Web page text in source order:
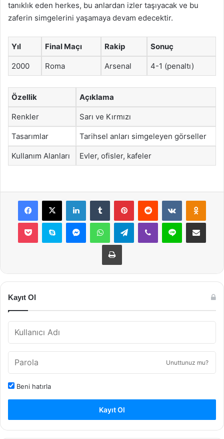
tanıklık eden herkes, bu anlardan izler taşıyacak ve bu
zaferin simgelerini yaşamaya devam edecektir.
Yıl Final Maçı Rakip Sonuç
2000 Roma Arsenal 4-1 (penaltı)
Özellik Açıklama
Renkler Sarı ve Kırmızı
Tasarımlar Tarihsel anları simgeleyen görseller
Kullanım Alanları Evler, ofisler, kafeler
Facebook
X LinkedInTumblr PinterestReddit VKontakte
Pocket Skype MessengerWhatsAppTelegramViber Line E-Posta ile
Yazdır
Kayıt Ol
Unuttunuz mu?
Beni hatırla
Kayıt Ol